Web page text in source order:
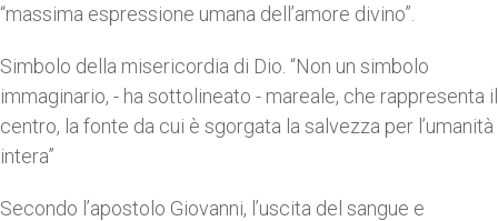
“massima espressione umana dell’amore divino”.
Simbolo della misericordia di Dio. “Non un simbolo
immaginario, - ha sottolineato - mareale, che rappresenta il
centro, la fonte da cui è sgorgata la salvezza per l’umanità
intera”
Secondo l’apostolo Giovanni, l’uscita del sangue e